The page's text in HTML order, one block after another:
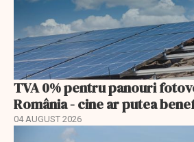
TVA 0% pentru panouri
România - cine ar putea
04 AUGUST 2026